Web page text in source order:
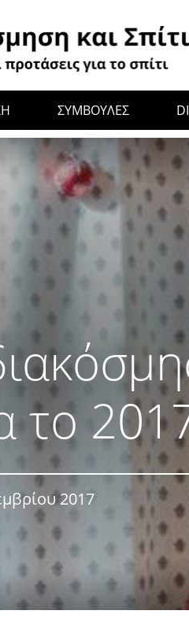
ΣΥΜΒΟΥΛΕΣ
το
2017